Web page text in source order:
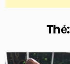
Thẻ: